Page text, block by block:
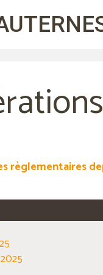
règlementaires